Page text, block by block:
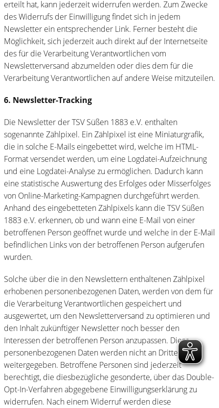
erteilt hat, kann jederzeit widerrufen werden. Zum Zwecke
des Widerrufs der Einwilligung findet sich in jedem
Newsletter ein entsprechender Link. Ferner besteht die
Möglichkeit, sich jederzeit auch direkt auf der Internetseite
des für die Verarbeitung Verantwortlichen vom
Newsletterversand abzumelden oder dies dem für die
Verarbeitung Verantwortlichen auf andere Weise mitzuteilen.
6. Newsletter-Tracking
Die Newsletter der TSV Süßen 1883 e.V. enthalten
sogenannte Zählpixel. Ein Zählpixel ist eine Miniaturgrafik,
die in solche E-Mails eingebettet wird, welche im HTML-
Format versendet werden, um eine Logdatei-Aufzeichnung
und eine Logdatei-Analyse zu ermöglichen. Dadurch kann
eine statistische Auswertung des Erfolges oder Misserfolges
von Online-Marketing-Kampagnen durchgeführt werden.
Anhand des eingebetteten Zählpixels kann die TSV Süßen
1883 e.V. erkennen, ob und wann eine E-Mail von einer
betroffenen Person geöffnet wurde und welche in der E-Mail
befindlichen Links von der betroffenen Person aufgerufen
wurden.
Solche über die in den Newslettern enthaltenen Zählpixel
erhobenen personenbezogenen Daten, werden von dem für
die Verarbeitung Verantwortlichen gespeichert und
ausgewertet, um den Newsletterversand zu optimieren und
den Inhalt zukünftiger Newsletter noch besser den
Interessen der betroffenen Person anzupassen. Diese
personenbezogenen Daten werden nicht an Dritte
weitergegeben. Betroffene Personen sind jederzeit
berechtigt, die diesbezügliche gesonderte, über das Double-
Opt-In-Verfahren abgegebene Einwilligungserklärung zu
widerrufen. Nach einem Widerruf werden diese